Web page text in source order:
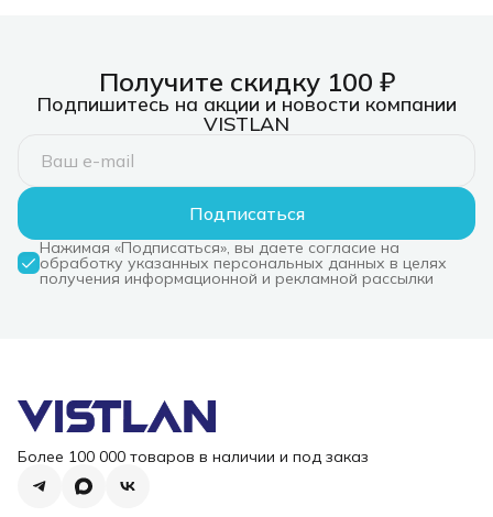
Получите скидку 100 ₽
Подпишитесь на акции и новости компании
VISTLAN
Подписаться
Нажимая «Подписаться», вы даете согласие на
обработку указанных персональных данных в целях
получения информационной и рекламной рассылки
Более 100 000 товаров в наличии и под заказ